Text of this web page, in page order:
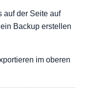
auf der Seite auf
Backup erstellen
im oberen